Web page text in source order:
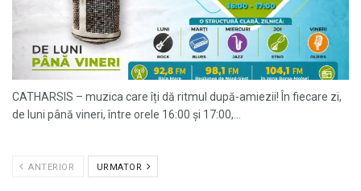
CATHARSIS – muzica care îți dă ritmul după-amiezii! În fiecare zi,
de luni până vineri, între orele 16:00 și 17:00,...
ANTERIOR URMATOR